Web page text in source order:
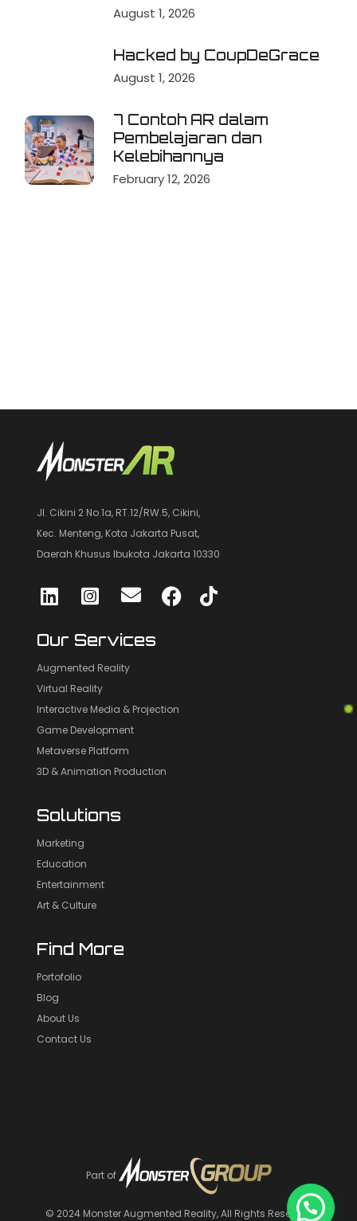
August 1, 2026
Hacked by CoupDeGrace
August 1, 2026
7 Contoh AR dalam
Pembelajaran dan
Kelebihannya
February 12, 2026
Jl. Cikini 2 No.1a, RT.12/RW.5, Cikini,
Kec. Menteng, Kota Jakarta Pusat,
Daerah Khusus Ibukota Jakarta 10330
Our Services
Augmented Reality
Virtual Reality
Interactive Media & Projection
Game Development
Metaverse Platform
3D & Animation Production
Solutions
Marketing
Education
Entertainment
Art & Culture
Find More
Portofolio
Blog
About Us
Contact Us
Part of
© 2024 Monster Augmented Reality, All Rights Reserved